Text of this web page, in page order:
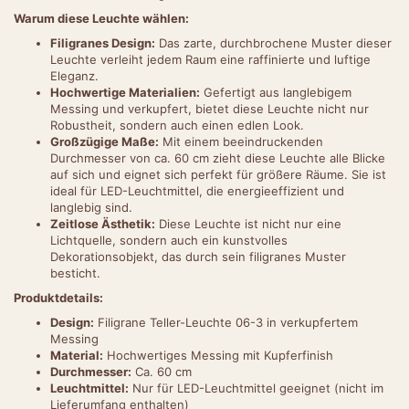
Warum diese Leuchte wählen:
Filigranes Design: Das zarte, durchbrochene Muster dieser
Leuchte verleiht jedem Raum eine raffinierte und luftige
Eleganz.
Hochwertige Materialien: Gefertigt aus langlebigem
Messing und verkupfert, bietet diese Leuchte nicht nur
Robustheit, sondern auch einen edlen Look.
Großzügige Maße: Mit einem beeindruckenden
Durchmesser von ca. 60 cm zieht diese Leuchte alle Blicke
auf sich und eignet sich perfekt für größere Räume. Sie ist
ideal für LED-Leuchtmittel, die energieeffizient und
langlebig sind.
Zeitlose Ästhetik: Diese Leuchte ist nicht nur eine
Lichtquelle, sondern auch ein kunstvolles
Dekorationsobjekt, das durch sein filigranes Muster
besticht.
Produktdetails:
Design: Filigrane Teller-Leuchte 06-3 in verkupfertem
Messing
Material: Hochwertiges Messing mit Kupferfinish
Durchmesser: Ca. 60 cm
Leuchtmittel: Nur für LED-Leuchtmittel geeignet (nicht im
Lieferumfang enthalten)